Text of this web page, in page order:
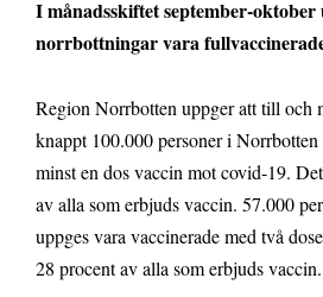
I månadsskiftet september-oktober
norrbottningar vara
Region Norrbotten uppger att till och
knappt 100.000 personer i Norrbotten
minst en dos vaccin mot covid-19.
av alla som erbjuds vaccin. 57.000
uppges vara vaccinerade med två
28 procent av alla som erbjuds vaccin.